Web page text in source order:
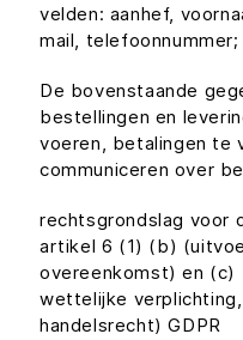
velden: aanhef,
mail,
De bovenstaande
bestellingen en
voeren, betalingen te
communiceren over
rechtsgrondslag voor
artikel 6 (1) (b)
overeenkomst) en (c)
wettelijke
handelsrecht) GDPR